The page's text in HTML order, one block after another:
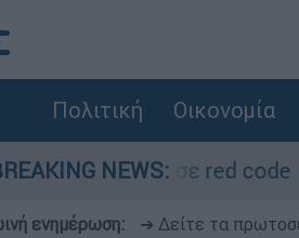
Πολιτική Οικονομία
NEWS:
σε red code
ενημέρωση: ➔ Δείτε τα